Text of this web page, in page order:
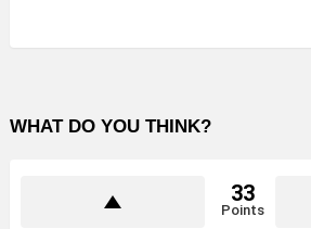
WHAT DO YOU THINK?
33
Points